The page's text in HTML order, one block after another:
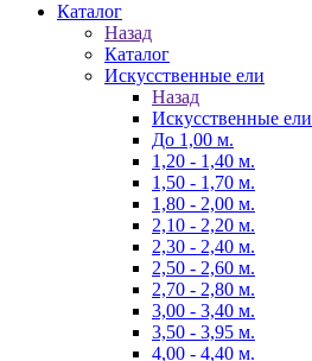
Каталог
Назад
Каталог
Искусственные ели
Назад
Искусственные ели
До 1,00 м.
1,20 - 1,40 м.
1,50 - 1,70 м.
1,80 - 2,00 м.
2,10 - 2,20 м.
2,30 - 2,40 м.
2,50 - 2,60 м.
2,70 - 2,80 м.
3,00 - 3,40 м.
3,50 - 3,95 м.
4,00 - 4,40 м.